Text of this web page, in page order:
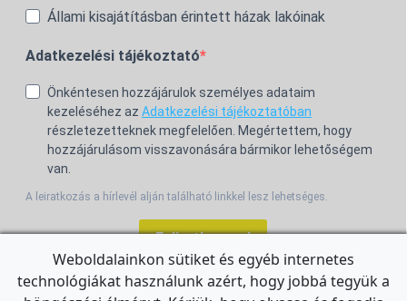
Állami kisajátításban érintett házak lakóinak
Adatkezelési tájékoztató
Önkéntesen hozzájárulok személyes adataim
kezeléséhez az Adatkezelési tájékoztatóban
részletezetteknek megfelelően. Megértettem, hogy
hozzájárulásom visszavonására bármikor lehetőségem
van.
A leiratkozás a hírlevél alján található linkkel lesz lehetséges.
Feliratkozom!
Weboldalainkon sütiket és egyéb internetes
technológiákat használunk azért, hogy jobbá tegyük a